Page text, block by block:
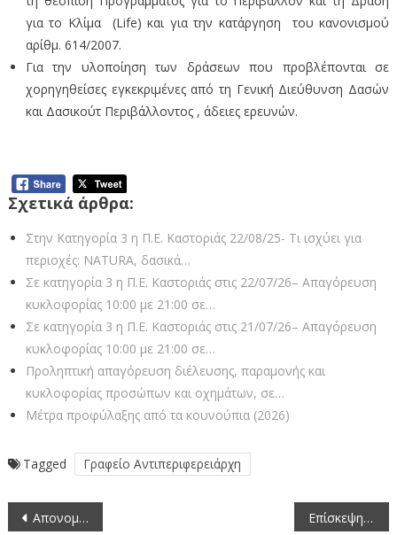
για το Κλίμα (Life) και για την κατάργηση του κανονισμού
αρίθμ. 614/2007.
Για την υλοποίηση των δράσεων που προβλέπονται σε
χορηγηθείσες εγκεκριμένες από τη Γενική Διεύθυνση Δασών
και Δασικούτ Περιβάλλοντος , άδειες ερευνών.
Σχετικά άρθρα:
Στην Κατηγορία 3 η Π.Ε. Καστοριάς 22/08/25- Τι ισχύει για
περιοχές: NATURA, δασικά…
Σε κατηγορία 3 η Π.Ε. Καστοριάς στις 22/07/26– Απαγόρευση
κυκλοφορίας 10:00 με 21:00 σε…
Σε κατηγορία 3 η Π.Ε. Καστοριάς στις 21/07/26– Απαγόρευση
κυκλοφορίας 10:00 με 21:00 σε…
Προληπτική απαγόρευση διέλευσης, παραμονής και
κυκλοφορίας προσώπων και οχημάτων, σε…
Μέτρα προφύλαξης από τα κουνούπια (2026)
Tagged Γραφείο Αντιπεριφερειάρχη
Πλοήγηση
Απονομή Τιμητικής Πλακέτας από τον Αντιπεριφερειάρχη Καστοριάς στην Δ/ντρια Διοικητικού-Οικονομικού. Επίσκεψη του Προέδρου του Συλλόγου Καστοριέων «ΟΜΟΝΟΙΑ» Νέας Υόρκης και Ελληνοαμερικανών στον Αντιπεριφερειάρχη Καστοριάς.